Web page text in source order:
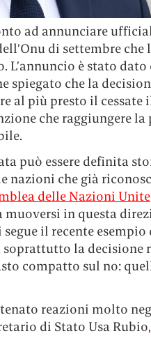
ad annunciare
di settembre che
L’annuncio è stato dato
spiegato che la
al più presto il cessate
che raggiungere la
può essere definita
nazioni che già
delle Nazioni Unite
in questa
il recente
la decisione
compatto sul no:
reazioni molto
di Stato Usa Rubio,